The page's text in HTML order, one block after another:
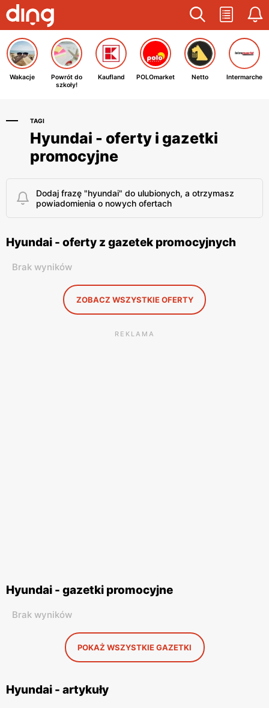
Wakacje
Powrót do
szkoły!
Kaufland POLOmarket Netto Intermarche
TAGI
Hyundai - oferty i gazetki
promocyjne
Dodaj frazę "hyundai" do ulubionych, a otrzymasz
powiadomienia o nowych ofertach
Hyundai - oferty z gazetek promocyjnych
Brak wyników
ZOBACZ WSZYSTKIE OFERTY
REKLAMA
Hyundai - gazetki promocyjne
Brak wyników
POKAŻ WSZYSTKIE GAZETKI
Hyundai - artykuły